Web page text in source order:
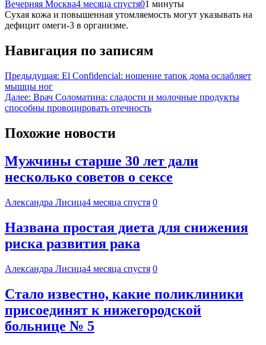
Вечерняя Москва4 месяца спустя01 минуты
Сухая кожа и повышенная утомляемость могут указывать на
дефицит омеги-3 в организме.
Навигация по записям
Предыдущая: El Confidencial: ношение тапок дома ослабляет
мышцы ног
Далее: Врач Соломатина: сладости и молочные продукты
способны провоцировать отечность
Похожие новости
Мужчины старше 30 лет дали
несколько советов о сексе
Александра Лисица4 месяца спустя 0
Названа простая диета для снижения
риска развития рака
Александра Лисица4 месяца спустя 0
Стало известно, какие поликлиники
присоединят к нижегородской
больнице № 5